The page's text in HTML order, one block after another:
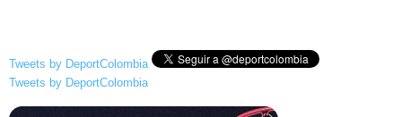
Tweets by DeportColombia
Tweets by DeportColombia